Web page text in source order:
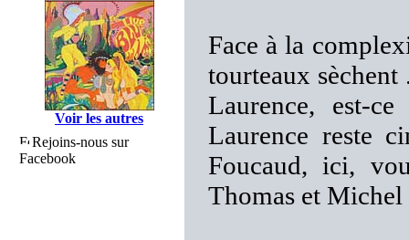
Voir les autres
Rejoins-nous sur
Facebook
Face à la
tourteaux
Laurence, est-
Laurence reste
Foucaud, ici,
Thomas et